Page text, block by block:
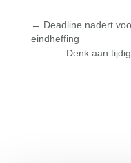
← Deadline nadert
eindheffing
Denk aan